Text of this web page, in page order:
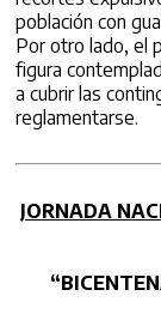
población con
Por otro lado, el
figura
a cubrir las
reglamentarse.
JORNADA